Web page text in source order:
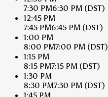
7:30 PM6:30 PM (DST)
12:45 PM
7:45 PM6:45 PM (DST)
1:00 PM
8:00 PM7:00 PM (DST)
1:15 PM
8:15 PM7:15 PM (DST)
1:30 PM
8:30 PM7:30 PM (DST)
1:45 PM